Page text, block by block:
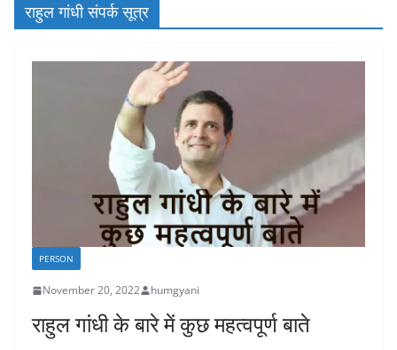
राहुल गांधी संपर्क सूत्र
PERSON
November 20, 2022 humgyani
राहुल गांधी के बारे में कुछ महत्वपूर्ण बाते